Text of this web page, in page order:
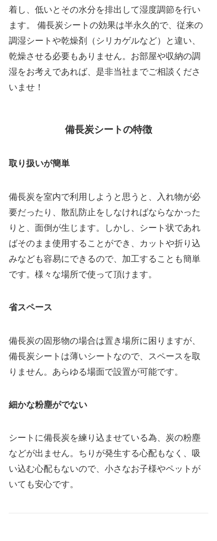
着し、低いとその水分を排出して湿度調節を行い
ます。 備長炭シートの効果は半永久的で、従来の
調湿シートや乾燥剤（シリカゲルなど）と違い、
乾燥させる必要もありません。お部屋や収納の調
湿をお考えであれば、是非当社までご相談くださ
いませ！
備長炭シートの特徴
取り扱いが簡単
備長炭を室内で利用しようと思うと、入れ物が必
要だったり、散乱防止をしなければならなかった
りと、面倒が生じます。しかし、シート状であれ
ばそのまま使用することができ、カットや折り込
みなども容易にできるので、加工することも簡単
です。様々な場所で使って頂けます。
省スペース
備長炭の固形物の場合は置き場所に困りますが、
備長炭シートは薄いシートなので、スペースを取
りません。あらゆる場面で設置が可能です。
細かな粉塵がでない
シートに備長炭を練り込ませている為、炭の粉塵
などが出ません。ちりが発生する心配もなく、吸
い込む心配もないので、小さなお子様やペットが
いても安心です。